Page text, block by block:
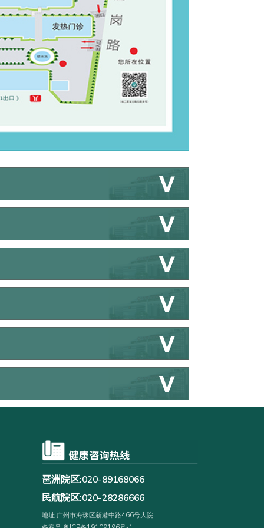
琶洲院区:020-89168066
民航院区:020-28286666
地址:广州市海珠区新港中路466号大院